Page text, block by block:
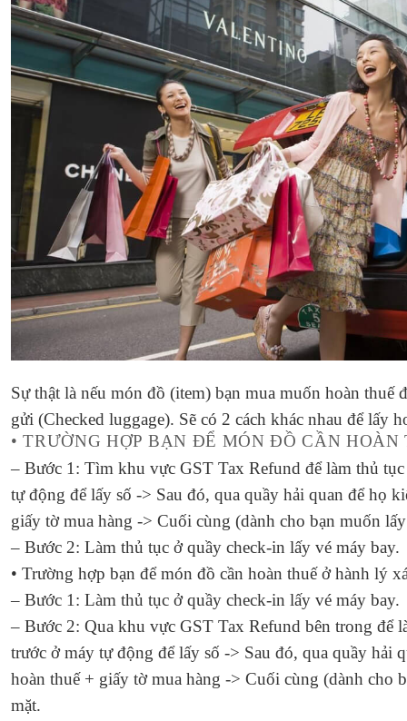
Sự thật là nếu món đồ (item) bạn mua muốn hoàn
gửi (Checked luggage). Sẽ có 2 cách khác nhau để lấy
• TRƯỜNG HỢP BẠN ĐỂ MÓN ĐỒ CẦN
– Bước 1: Tìm khu vực GST Tax Refund để làm thủ
tự động để lấy số -> Sau đó, qua quầy hải quan để họ
giấy tờ mua hàng -> Cuối cùng (dành cho bạn muốn
– Bước 2: Làm thủ tục ở quầy check-in lấy vé máy bay.
• Trường hợp bạn để món đồ cần hoàn thuế ở hành lý
– Bước 1: Làm thủ tục ở quầy check-in lấy vé máy bay.
– Bước 2: Qua khu vực GST Tax Refund bên trong để
trước ở máy tự động để lấy số -> Sau đó, qua quầy hải
hoàn thuế + giấy tờ mua hàng -> Cuối cùng (dành cho
mặt.